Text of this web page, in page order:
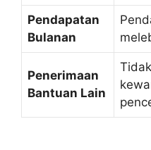
Pendapatan
Bulanan
Penerimaan
Bantuan Lain